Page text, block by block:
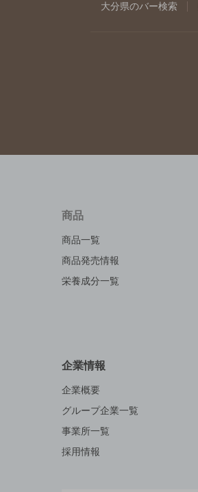
大分県のバー検索
商品
商品一覧
商品発売情報
栄養成分一覧
企業情報
企業概要
グループ企業一覧
事業所一覧
採用情報